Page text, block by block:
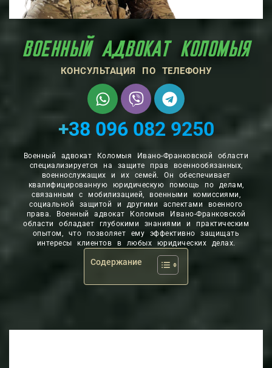
ВОЕННЫЙ АДВОКАТ КОЛОМЫЯ
КОНСУЛЬТАЦИЯ ПО ТЕЛЕФОНУ
+38 096 082 9250
Военный адвокат Коломыя Ивано-Франковской области
специализируется на защите прав военнообязанных,
военнослужащих и их семей. Он обеспечивает
квалифицированную юридическую помощь по делам,
связанным с мобилизацией, военными комиссиями,
социальной защитой и другими аспектами военного
права. Военный адвокат Коломыя Ивано-Франковской
области обладает глубокими знаниями и практическим
опытом, что позволяет ему эффективно защищать
интересы клиентов в любых юридических делах.
Содержание